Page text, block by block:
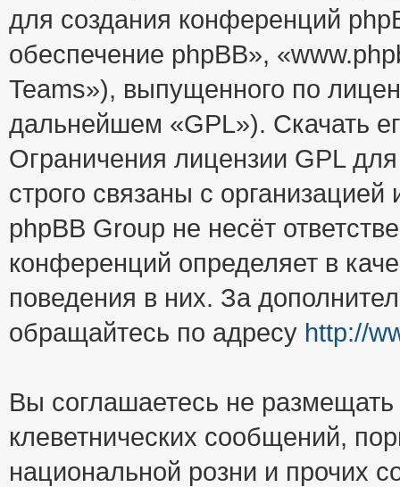
для создания конференций
обеспечение phpBB»,
Teams»), выпущенного по
дальнейшем «GPL»). Скачать
Ограничения лицензии GPL
строго связаны с
phpBB Group не несёт
конференций определяет в
поведения в них. За
обращайтесь по адресу http://
Вы соглашаетесь не
клеветнических сообщений,
национальной розни и прочих